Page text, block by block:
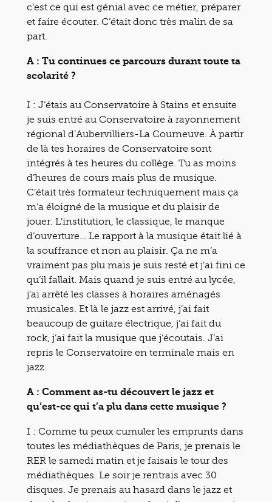
c’est ce qui est génial avec ce métier, préparer
et faire écouter. C’était donc très malin de sa
part.
A : Tu continues ce parcours durant toute ta
scolarité ?
I : J’étais au Conservatoire à Stains et ensuite
je suis entré au Conservatoire à rayonnement
régional d’Aubervilliers-La Courneuve. À partir
de là tes horaires de Conservatoire sont
intégrés à tes heures du collège. Tu as moins
d’heures de cours mais plus de musique.
C’était très formateur techniquement mais ça
m’a éloigné de la musique et du plaisir de
jouer. L’institution, le classique, le manque
d’ouverture… Le rapport à la musique était lié à
la souffrance et non au plaisir. Ça ne m’a
vraiment pas plu mais je suis resté et j’ai fini ce
qu’il fallait. Mais quand je suis entré au lycée,
j’ai arrêté les classes à horaires aménagés
musicales. Et là le jazz est arrivé, j’ai fait
beaucoup de guitare électrique, j’ai fait du
rock, j’ai fait la musique que j’écoutais. J’ai
repris le Conservatoire en terminale mais en
jazz.
A : Comment as-tu découvert le jazz et
qu’est-ce qui t’a plu dans cette musique ?
I : Comme tu peux cumuler les emprunts dans
toutes les médiathèques de Paris, je prenais le
RER le samedi matin et je faisais le tour des
médiathèques. Le soir je rentrais avec 30
disques. Je prenais au hasard dans le jazz et